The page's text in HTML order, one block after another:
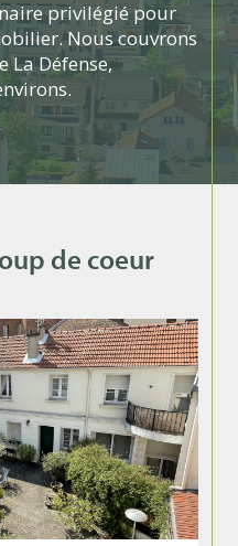
privilégié pour
Nous couvrons
La Défense,
approfondie du
immobilière dans
avec ou
sauront vous
bien son histoire
interviennent
à Asnières,
Courbevoie ou La
qu'elles
de coeur